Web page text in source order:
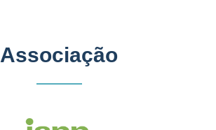
Associação